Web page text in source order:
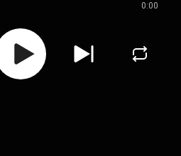
0:00